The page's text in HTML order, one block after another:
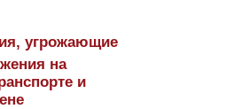
угрожающие
на
и